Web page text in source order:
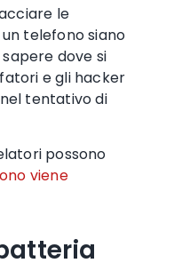
le
un telefonosiano
dove si
e gli hacker
tentativo di
possono
viene